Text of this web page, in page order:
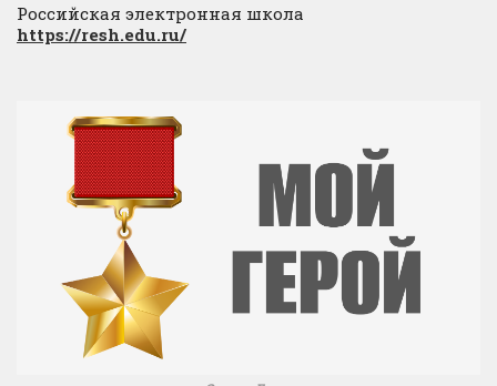
Российская электронная школа
https://resh.edu.ru/